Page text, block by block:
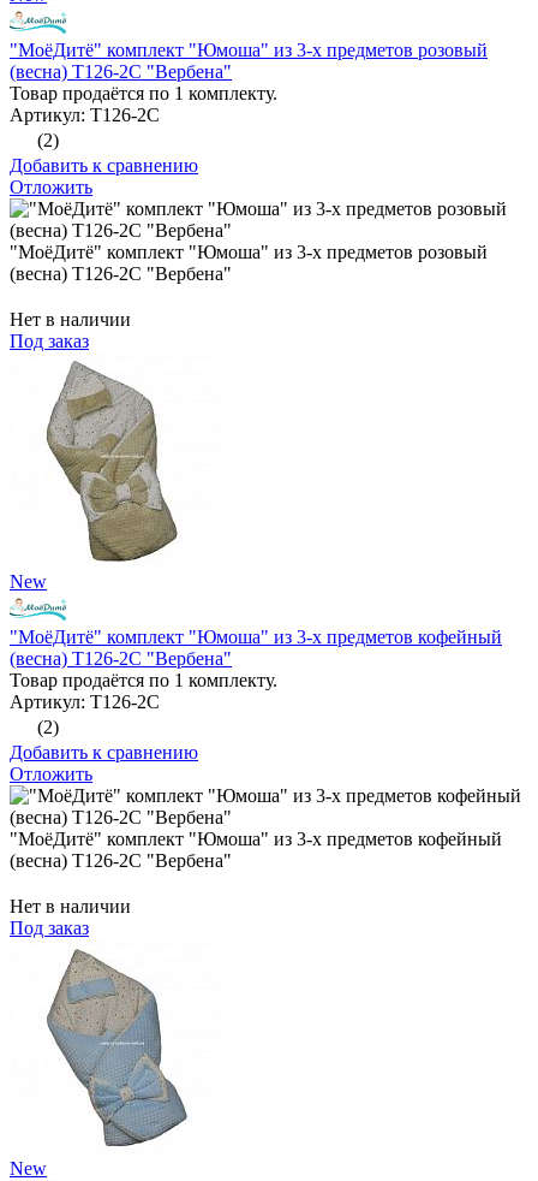
"МоёДитё" комплект "Юмоша" из 3-х предметов розовый
(весна) Т126-2С "Вербена"
Товар продаётся по 1 комплекту.
Артикул: Т126-2С
(2)
Добавить к сравнению
Отложить
"МоёДитё" комплект "Юмоша" из 3-х предметов розовый
(весна) Т126-2С "Вербена"
Нет в наличии
Под заказ
New
"МоёДитё" комплект "Юмоша" из 3-х предметов кофейный
(весна) Т126-2С "Вербена"
Товар продаётся по 1 комплекту.
Артикул: Т126-2С
(2)
Добавить к сравнению
Отложить
"МоёДитё" комплект "Юмоша" из 3-х предметов кофейный
(весна) Т126-2С "Вербена"
Нет в наличии
Под заказ
New